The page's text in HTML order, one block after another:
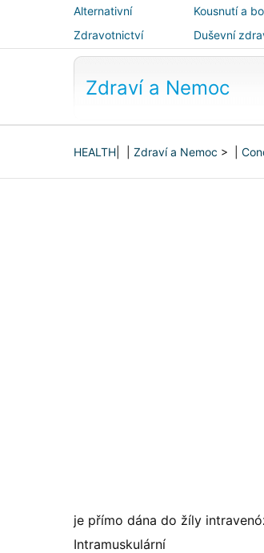
Alternativní
medicína
Kousnutí a
Zdravotnictví
Duševní
Zdraví a Nemoc
HEALTH Zdraví a Nemoc > |
je přímo dána do žíly
Intramuskulární